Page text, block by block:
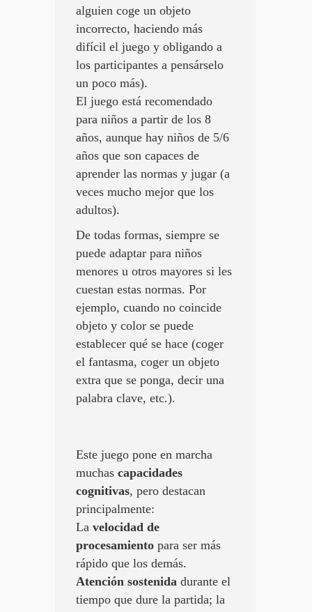
alguien coge un objeto
incorrecto, haciendo más
difícil el juego y obligando a
los participantes a pensárselo
un poco más).
El juego está recomendado
para niños a partir de los 8
años, aunque hay niños de 5/6
años que son capaces de
aprender las normas y jugar (a
veces mucho mejor que los
adultos).
De todas formas, siempre se
puede adaptar para niños
menores u otros mayores si les
cuestan estas normas. Por
ejemplo, cuando no coincide
objeto y color se puede
establecer qué se hace (coger
el fantasma, coger un objeto
extra que se ponga, decir una
palabra clave, etc.).
Este juego pone en marcha
muchas capacidades
cognitivas, pero destacan
principalmente:
La velocidad de
procesamiento para ser más
rápido que los demás.
Atención sostenida durante el
tiempo que dure la partida; la